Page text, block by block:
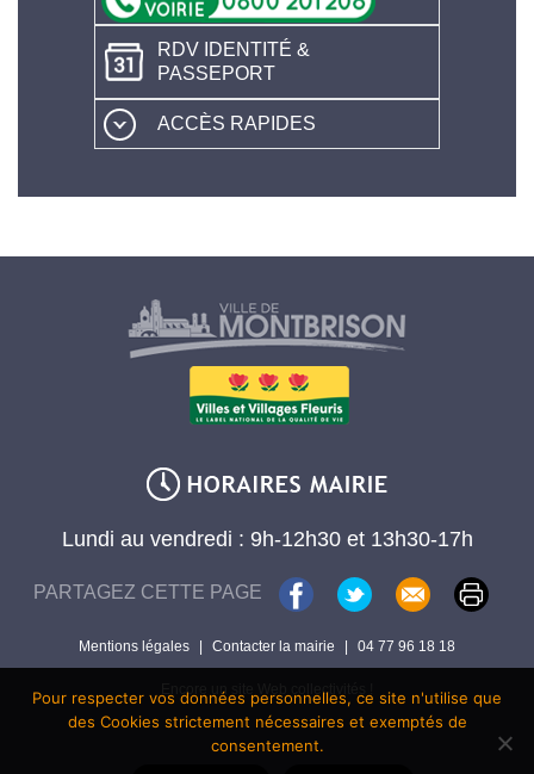
RDV IDENTITÉ &
PASSEPORT
ACCÈS RAPIDES
Lundi au vendredi : 9h-12h30 et 13h30-17h
PARTAGEZ CETTE PAGE
Mentions légales | Contacter la mairie | 04 77 96 18 18
Encore un site Web collectivités !
Pour respecter vos données personnelles, ce site n'utilise que
des Cookies strictement nécessaires et exemptés de
consentement.